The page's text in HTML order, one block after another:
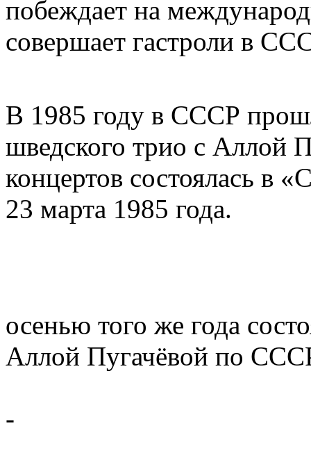
побеждает на
совершает гастроли в
В 1985 году в СССР
шведского трио с Аллой
концертов состоялась в
23 марта 1985 года.
осенью того же года
Аллой Пугачёвой по
-